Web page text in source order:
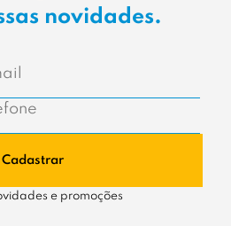
novidades.
Cadastrar
e promoções